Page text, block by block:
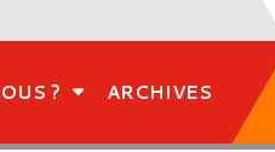
? ARCHIVES